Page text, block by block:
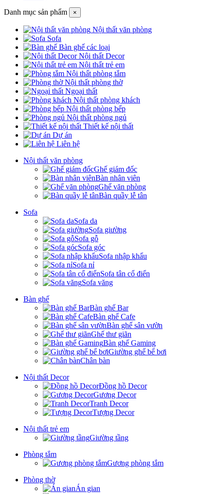
Danh mục sản phẩm ×
Nội thất văn phòng
Sofa
Bàn ghế các loại
Nội thất Decor
Nội thất trẻ em
Nội thất phòng tắm
Nội thất phòng thờ
Ngoại thất
Nội thất phòng khách
Nội thất phòng bếp
Nội thất phòng ngủ
Thiết kế nội thất
Dự án
Liên hệ
Nội thất văn phòng
Ghế giám đốc
Bàn nhân viên
Ghế văn phòng
Bàn quầy lễ tân
Sofa
Sofa da
Sofa giường
Sofa gỗ
Sofa góc
Sofa nhập khẩu
Sofa nỉ
Sofa tân cổ điển
Sofa văng
Bàn ghế
Bàn ghế Bar
Bàn ghế Cafe
Bàn ghế sân vườn
Ghế thư giãn
Bàn ghế Gaming
Giường ghế bể bơi
Chân bàn
Nội thất Decor
Đồng hồ Decor
Gương Decor
Tranh Decor
Tượng Decor
Nội thất trẻ em
Giường tầng
Phòng tắm
Gương phòng tắm
Phòng thờ
Án gian